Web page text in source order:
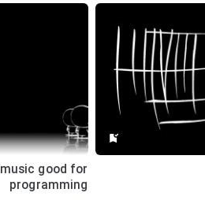
music good for
programming